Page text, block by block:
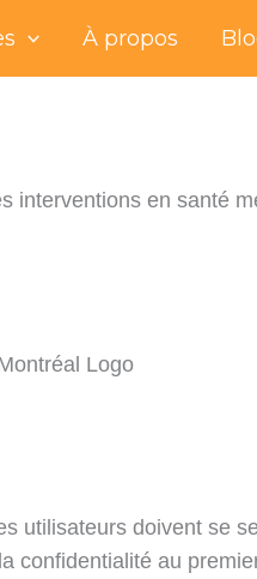
À propos
en santé
doivent se
confidentialité au